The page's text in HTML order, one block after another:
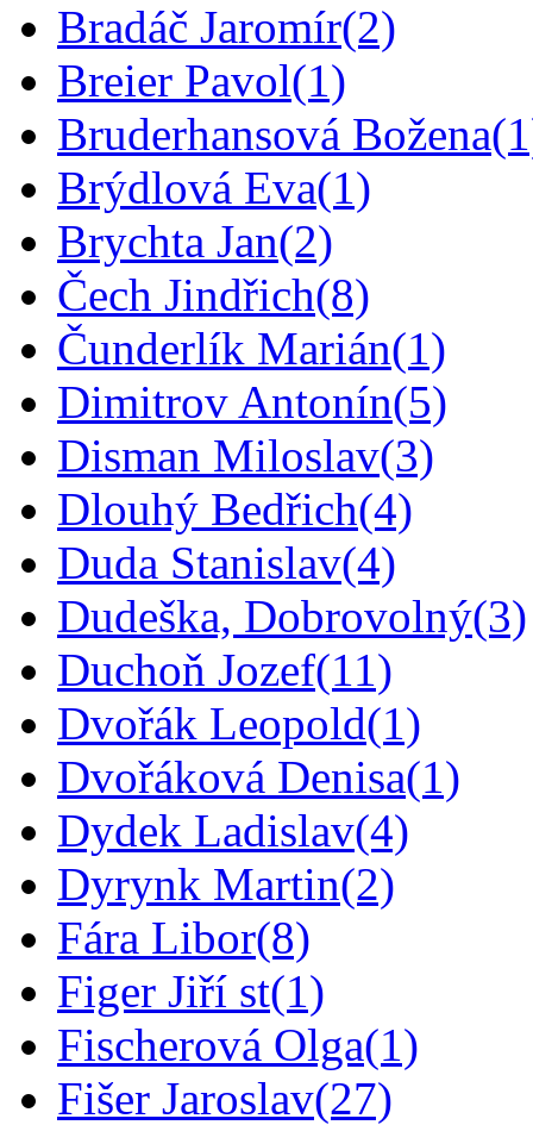
Bradáč Jaromír(2)
Breier Pavol(1)
Bruderhansová Božena
Brýdlová Eva(1)
Brychta Jan(2)
Čech Jindřich(8)
Čunderlík Marián(1)
Dimitrov Antonín(5)
Disman Miloslav(3)
Dlouhý Bedřich(4)
Duda Stanislav(4)
Dudeška, Dobrovolný(3)
Duchoň Jozef(11)
Dvořák Leopold(1)
Dvořáková Denisa(1)
Dydek Ladislav(4)
Dyrynk Martin(2)
Fára Libor(8)
Figer Jiří st(1)
Fischerová Olga(1)
Fišer Jaroslav(27)